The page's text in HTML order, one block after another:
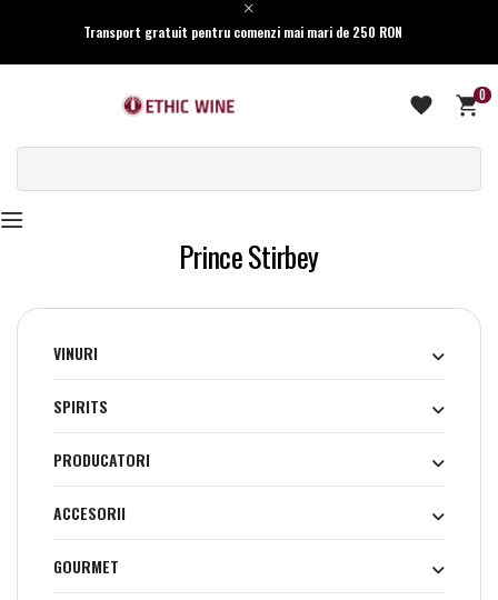
Transport gratuit pentru comenzi mai mari de 250 RON
0
Prince Stirbey
VINURI
SPIRITS
PRODUCATORI
ACCESORII
GOURMET